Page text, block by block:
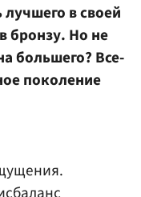
в своей
бронзу. Но не
большего? Все-
поколение